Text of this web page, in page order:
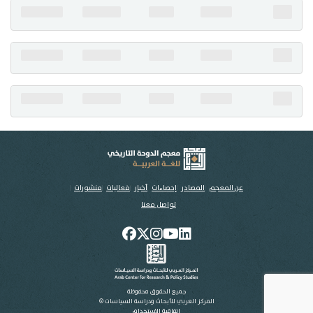
عن المعجم المصادر إحصاءات أخبار فعاليات منشورات
تواصل معنا
جميع الحقوق محفوظة
المركز العربي للأبحاث ودراسة السياسات ©